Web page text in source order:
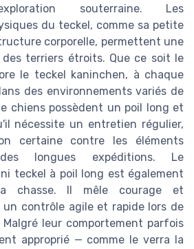
souterraine. Les
du teckel, comme sa petite
corporelle, permettent une
des terriers étroits. Que ce soit le
le teckel kaninchen, à chaque
des environnements variés de
chiens possèdent un poil long et
nécessite un entretien régulier,
certaine contre les éléments
longues expéditions. Le
teckel à poil long est également
chasse. Il mêle courage et
contrôle agile et rapide lors de
Malgré leur comportement parfois
approprié — comme le verra la